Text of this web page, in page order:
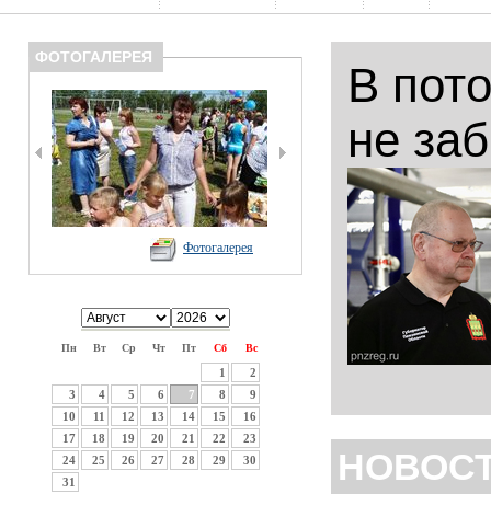
ФОТОГАЛЕРЕЯ
Фотогалерея
Пн Вт Ср Чт Пт Сб Вс
1
2
3
4 5 6 7 8
9
10
11 12 13 14 15
16
17
18 19 20 21 22
23
24
25 26 27 28 29
30
31
В
не